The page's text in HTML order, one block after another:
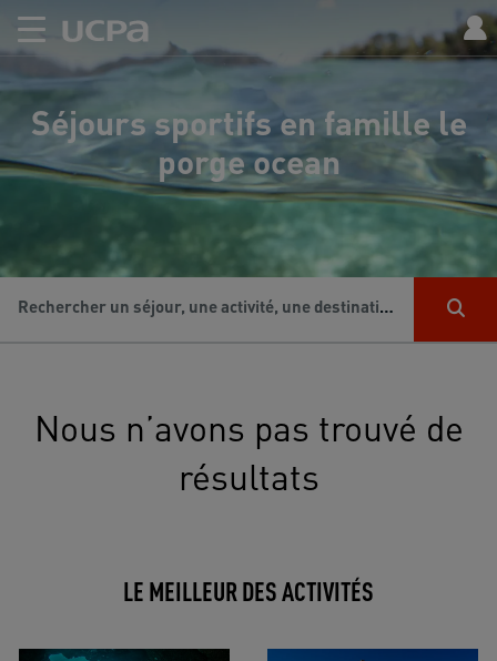
Séjours sportifs en famille le
porge ocean
Rechercher un séjour, une activité, une destination...
Nous n’avons pas trouvé de
résultats
LE MEILLEUR DES ACTIVITÉS